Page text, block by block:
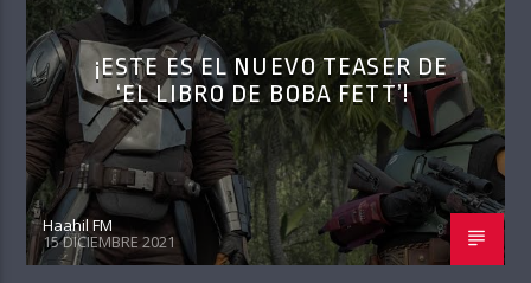
¡ESTE ES EL NUEVO TEASER DE
‘EL LIBRO DE BOBA FETT’!
Haahil FM
15 DICIEMBRE 2021